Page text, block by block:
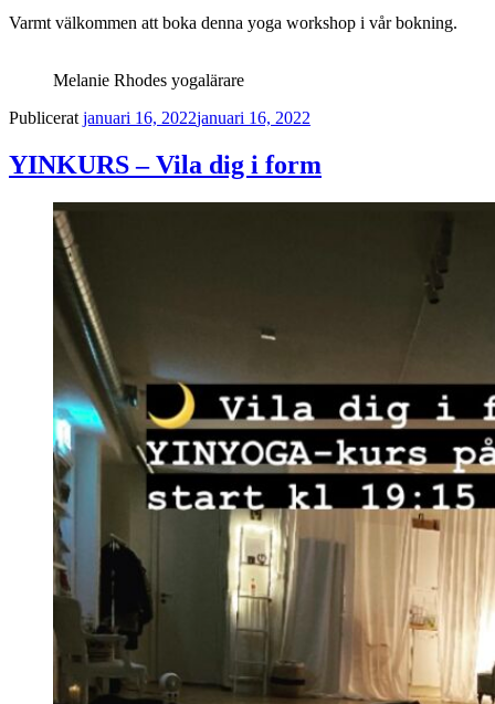
Varmt välkommen att boka denna yoga workshop i vår bokning.
Melanie Rhodes yogalärare
Publicerat januari 16, 2022januari 16, 2022
YINKURS – Vila dig i form